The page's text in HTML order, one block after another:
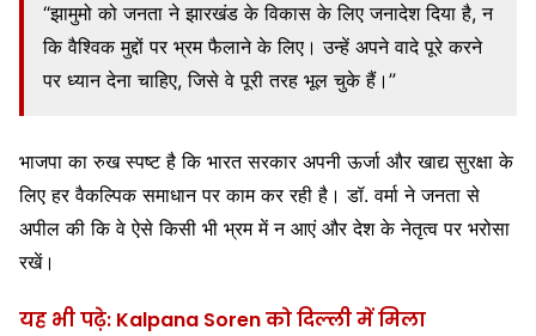
“झामुमो को जनता ने झारखंड के विकास के लिए जनादेश दिया है, न
कि वैश्विक मुद्दों पर भ्रम फैलाने के लिए। उन्हें अपने वादे पूरे करने
पर ध्यान देना चाहिए, जिसे वे पूरी तरह भूल चुके हैं।”
भाजपा का रुख स्पष्ट है कि भारत सरकार अपनी ऊर्जा और खाद्य सुरक्षा के
लिए हर वैकल्पिक समाधान पर काम कर रही है। डॉ. वर्मा ने जनता से
अपील की कि वे ऐसे किसी भी भ्रम में न आएं और देश के नेतृत्व पर भरोसा
रखें।
यह भी पढ़े: Kalpana Soren को दिल्ली में मिला